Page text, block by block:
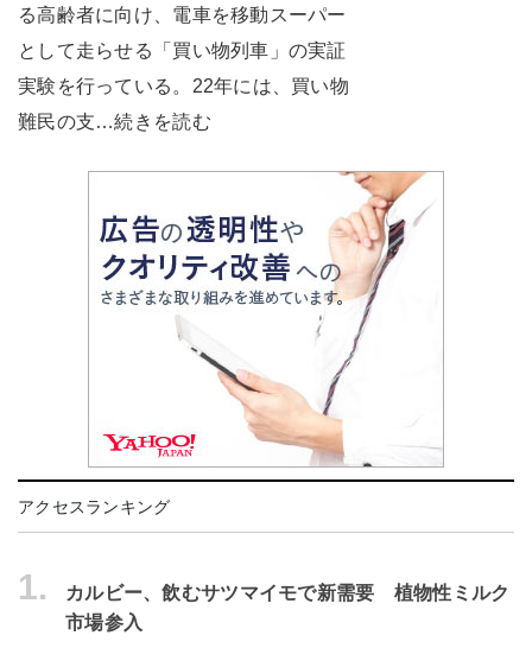
る高齢者に向け、電車を移動スーパー
として走らせる「買い物列車」の実証
実験を行っている。22年には、買い物
難民の支…続きを読む
アクセスランキング
1.
カルビー、飲むサツマイモで新需要 植物性ミルク
市場参入